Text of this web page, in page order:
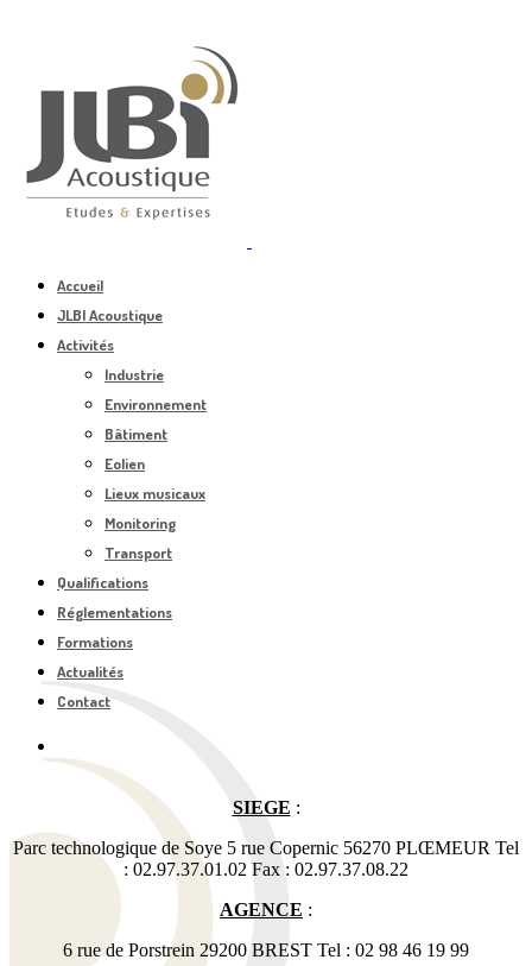
Accueil
JLBI Acoustique
Activités
Industrie
Environnement
Bâtiment
Eolien
Lieux musicaux
Monitoring
Transport
Qualifications
Réglementations
Formations
Actualités
Contact
SIEGE :
Parc technologique de Soye 5 rue Copernic 56270 PLŒMEUR Tel
: 02.97.37.01.02 Fax : 02.97.37.08.22
AGENCE :
6 rue de Porstrein 29200 BREST Tel : 02 98 46 19 99